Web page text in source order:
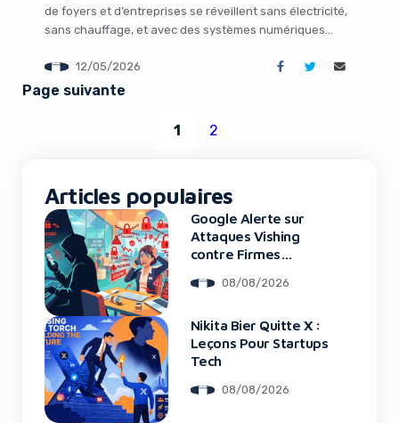
de foyers et d’entreprises se réveillent sans électricité,
sans chauffage, et avec des systèmes numériques
fin décembre. Des hackers liés au gouvernement russe
ont tenté de saboter des infrastructures énergétiques
12/05/2026
1 2
Page suivante
Articles populaires
Google Alerte sur
Attaques Vishing
contre Firmes
08/08/2026
Nikita Bier Quitte X :
Leçons Pour Startups
Tech
08/08/2026